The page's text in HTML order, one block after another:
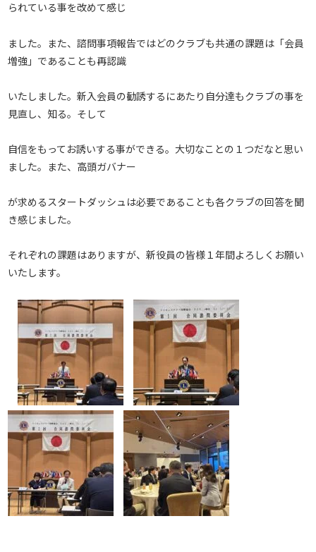
られている事を改めて感じ
ました。また、諮問事項報告ではどのクラブも共通の課題は「会員
増強」であることも再認識
いたしました。新入会員の勧誘するにあたり自分達もクラブの事を
見直し、知る。そして
自信をもってお誘いする事ができる。大切なことの１つだなと思い
ました。また、高頭ガバナー
が求めるスタートダッシュは必要であることも各クラブの回答を聞
き感じました。
それぞれの課題はありますが、新役員の皆様１年間よろしくお願い
いたします。